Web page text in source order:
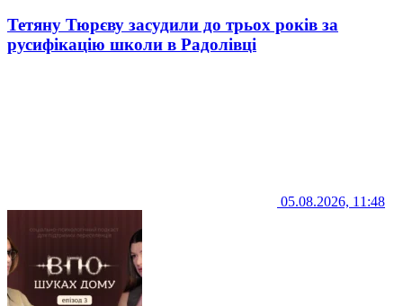
Тетяну Тюрєву засудили до трьох років за
русифікацію школи в Радолівці
05.08.2026, 11:48